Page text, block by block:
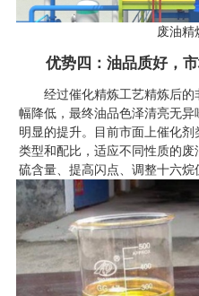
废油精
优势四：油品质好，
经过催化精炼工艺精炼后
幅降低，最终油品色泽清亮无
明显的提升。目前市面上催化
类型和配比，适应不同性质的
硫含量、提高闪点、调整十六烷